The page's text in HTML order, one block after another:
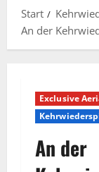
Start
An der
Exclusive
An der